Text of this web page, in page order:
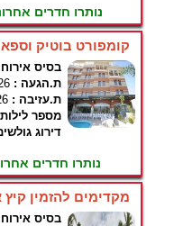
נותרו חדרים
קומפורט בוטיק וספא 4 לילות במחיר
בסיס
ת.הגעה : 23.8.26, יום ראשון
ת.עזיבה : 27.8.26, יום חמישי
מספר
דירוג
נותרו חדרים
מקדימים להזמין קיץ
בסיס